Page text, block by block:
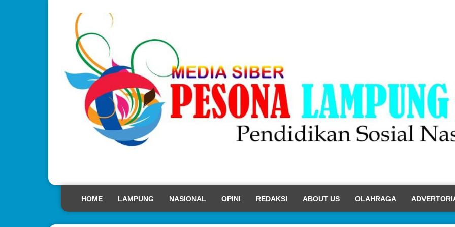
HOME LAMPUNG NASIONAL OPINI REDAKSI ABOUT US OLAHRAGA